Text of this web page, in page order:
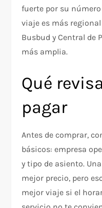
fuerte por su
viaje es más
Busbud y Central de
más amplia.
Qué
pagar
Antes de comprar,
básicos: empresa
y tipo de asiento.
mejor precio, pero
mejor viaje si el